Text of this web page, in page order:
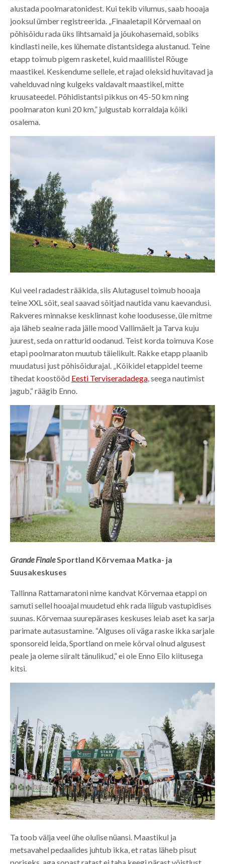
alustada poolmaratonidest. Kui tekib vilumus, saab hooaja
jooksul ümber registreerida. „Finaaletapil Kõrvemaal on
põhisõidu rada üks lihtsamaid ja jõukohasemaid, sobiks
kindlasti neile, kes lühemate distantsidega alustanud. Teine
etapp toimub pigem rasketel, kuid maalilistel Rõuge
maastikel. Keskendume sellele, et rajad oleksid huvitavad ja
vahelduvad ning kulgeks valdavalt maastikel, mitte
kruusateedel. Põhidistantsi pikkus on 45-50 km ning
poolmaraton kuni 20 km,” julgustab korraldaja kõiki
osalema.
Kui veel radadest rääkida, siis Alutagusel toimub hooaja
teine XXL sõit, seal saavad sõitjad nautida vanu kaevandusi.
Rakveres minnakse kesklinnast kohe loodusesse, üle mitme
aja läheb sealne rada jälle mood Vallimäelt ja Tarva kuju
juurest, seda on ratturid oodanud. Teist korda toimuva Kose
etapi poolmaraton muutub täielikult. Rakke etapp plaanib
muudatusi just põhisõidurajal. „Kõikidel etappidel teeme
tihedat koostööd Eesti Terviseradadega, seega nautimist
jagub,“ räägib Enno.
Grande FinaleSportland Kõrvemaa Matka- ja
Suusakeskuses
Tallinna Rattamaratoni nime kandvat Kõrvemaa etappi on
samuti sellel hooajal muudetud ehk rada liigub vastupidises
suunas. Kõrvemaa suurepärases keskuses leiab aset ka sarja
parimate autasustamine. “Alguses oli väga raske ikka sarjale
sponsoreid leida, Sportland on meie kõrval olnud algusest
peale ja oleme siiralt tänulikud,” ei ole Enno Eilo kiitusega
kitsi.
Ta toob välja veel ühe olulise nüansi. Maastikul ja
metsavahel pedaalides juhtub ikka, et ratas läheb pisut